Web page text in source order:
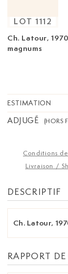
Ch. Latour,
magnums
LOT 1112
ESTIMATION
ADJUGÉ (HORS
Conditions
Livraison /
DESCRIPTIF
Ch. Latour,
RAPPORT